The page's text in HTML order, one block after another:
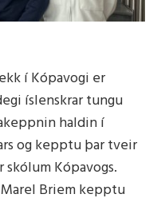
í Kópavogi er
íslenskrar tungu
haldin í
og kepptu þar tveir
Kópavogs.
Briem kepptu